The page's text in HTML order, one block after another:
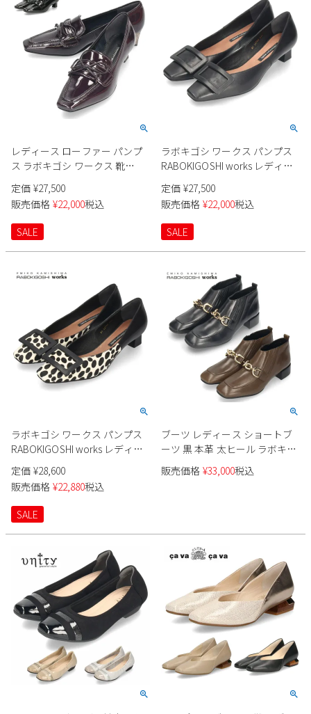
レディース ローファー パンプ
ス ラボキゴシ ワークス 靴
12784 ブラック 黒 ダークパープ
ル 4cm ヒール レザー 本革 日本
製 RABOKIGOSHI works
定価 ¥27,500
販売価格 ¥22,000税込
SALE
ラボキゴシ ワークス パンプス
RABOKIGOSHI works レディー
ス 12785 靴 スクエアトウバック
ルパンプス 4cm 本革 日本製
定価 ¥27,500
販売価格 ¥22,000税込
SALE
ラボキゴシ ワークス パンプス
RABOKIGOSHI works レディー
ス 12786 靴 スクエアトウバック
ルパンプス 4cm 本革 日本製
定価 ¥28,600
販売価格 ¥22,880税込
SALE
ブーツ レディース ショートブ
ーツ 黒 本革 太ヒール ラボキゴ
シ ワークス チェーンビット付
き ブーティ 12794 ブラック カ
販売価格 ¥33,000税込